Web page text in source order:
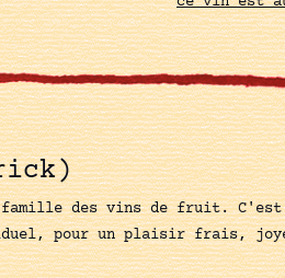
famille des vins de fruit.
pour un plaisir frais,